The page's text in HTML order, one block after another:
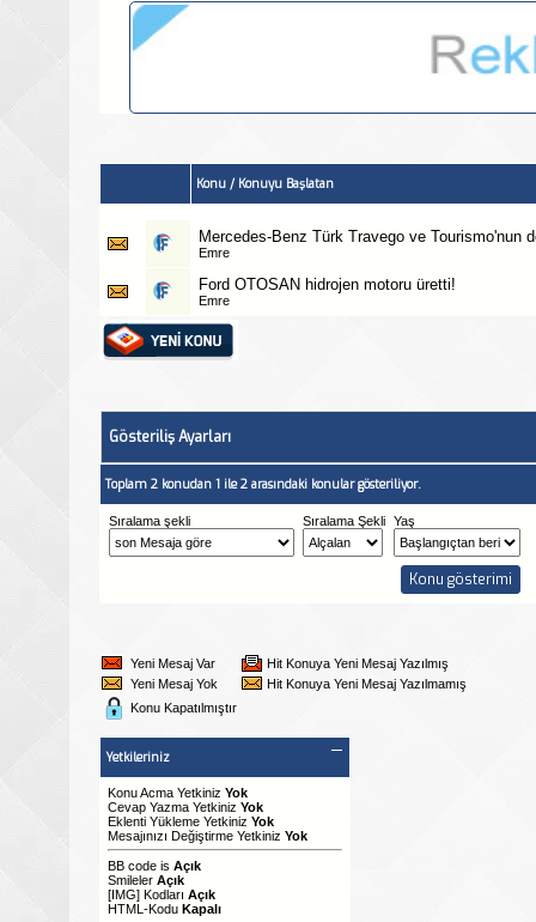
Konu / Konuyu Başlatan
Mercedes-Benz Türk Travego ve Tourismo'nun
Emre
Ford OTOSAN hidrojen motoru üretti!
Emre
Gösteriliş Ayarları
Toplam 2 konudan 1 ile 2 arasındaki konular gösteriliyor.
Sıralama şekli Sıralama Şekli Yaş
Yeni Mesaj Var
Hit Konuya Yeni Mesaj Yazılmış
Yeni Mesaj Yok
Hit Konuya Yeni Mesaj Yazılmamış
Konu Kapatılmıştır
Yetkileriniz
Konu Acma Yetkiniz Yok
Cevap Yazma Yetkiniz Yok
Eklenti Yükleme Yetkiniz Yok
Mesajınızı Değiştirme Yetkiniz Yok
BB code is Açık
Smileler Açık
[IMG] Kodları Açık
HTML-Kodu Kapalı